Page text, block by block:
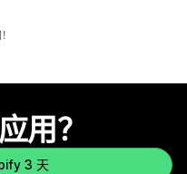
用？
3 天